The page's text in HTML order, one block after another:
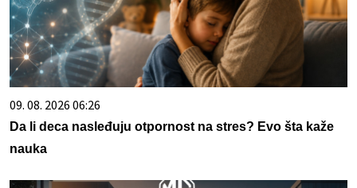
09. 08. 2026 06:26
Da li deca nasleđuju otpornost na stres? Evo šta kaže
nauka